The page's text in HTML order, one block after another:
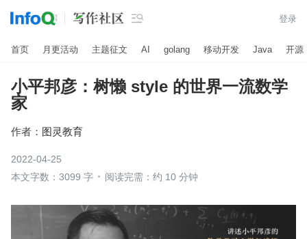
 登录
首页 月更活动 主题征文 AI golang 移动开发 Java 开源
小平邦彦：树懒 style 的世界一流数学
家
作者： 图灵教育
2022-04-25
本文字数：3099 字
阅读完需：约 10 分钟